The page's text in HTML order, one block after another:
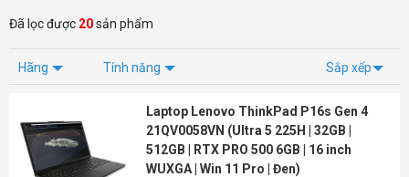
Đã lọc được 20sản phẩm
Hãng Tính năng Sắp xếp
Laptop Lenovo ThinkPad P16s Gen 4
21QV0058VN (Ultra 5 225H | 32GB |
512GB | RTX PRO 500 6GB | 16 inch
WUXGA | Win 11 Pro | Đen)